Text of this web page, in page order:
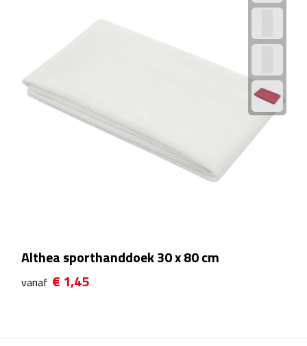
Kopjes & Mokken
Kopjes
Agenda's & Kalenders
Agenda's
Althea sporthanddoek 30 x 80 cm
vanaf € 1,45